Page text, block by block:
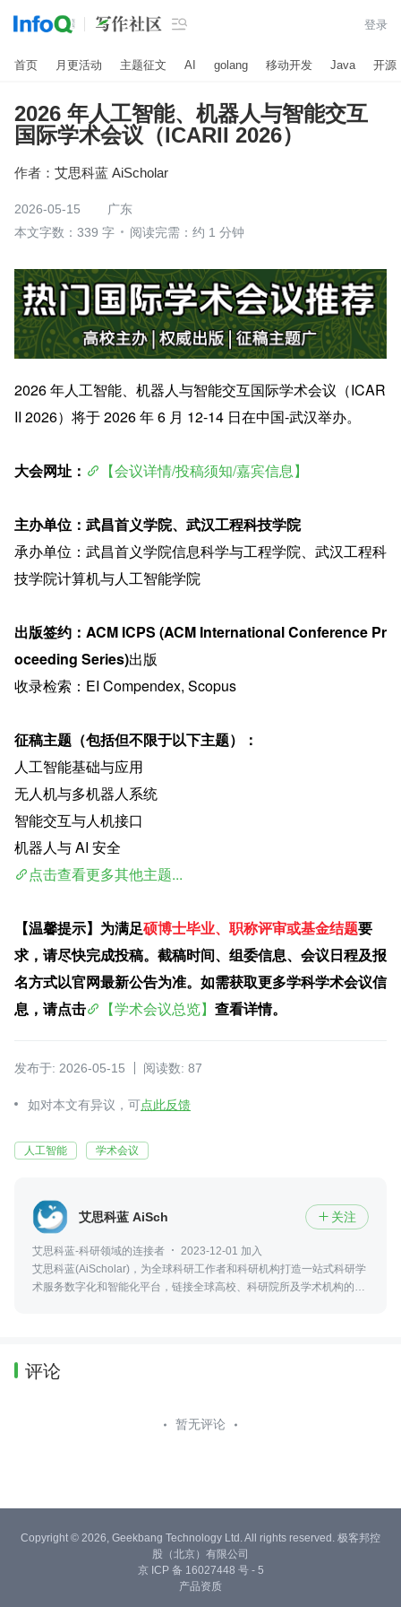
 登录
首页 月更活动 主题征文 AI golang 移动开发 Java 开源
2026 年人工智能、机器人与智能交互
国际学术会议（ICARII 2026）
作者： 艾思科蓝 AiScholar
2026-05-15
广东
本文字数：339 字
阅读完需：约 1 分钟
2026 年人工智能、机器人与智能交互国际学术会议（ICAR
II 2026）将于 2026 年 6 月 12-14 日在中国-武汉举办。
大会网址： 【会议详情/投稿须知/嘉宾信息】
主办单位：武昌首义学院、武汉工程科技学院
承办单位：武昌首义学院信息科学与工程学院、武汉工程科
技学院计算机与人工智能学院
出版签约：ACM ICPS (ACM International Conference Pr
oceeding Series)出版
收录检索：EI Compendex, Scopus
征稿主题（包括但不限于以下主题）：
人工智能基础与应用
无人机与多机器人系统
智能交互与人机接口
机器人与 AI 安全
点击查看更多其他主题...
【温馨提示】为满足硕博士毕业、职称评审或基金结题要
求，请尽快完成投稿。截稿时间、组委信息、会议日程及报
名方式以官网最新公告为准。如需获取更多学科学术会议信
息，请点击
【学术会议总览】 查看详情。
发布于: 2026-05-15 阅读数: 87
如对本文有异议，可点此反馈
人工智能 学术会议
艾思科蓝 AiScholar  关注
艾思科蓝-科研领域的连接者
2023-12-01 加入
艾思科蓝(AiScholar)，为全球科研工作者和科研机构打造一站式科研学
术服务数字化和智能化平台，链接全球高校、科研院所及学术机构的优
评论
暂无评论
Copyright © 2026, Geekbang Technology Ltd. All rights reserved. 极客邦控
股（北京）有限公司
京 ICP 备 16027448 号 - 5
产品资质